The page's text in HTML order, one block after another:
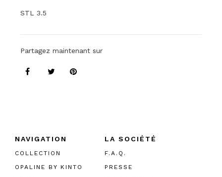
STL 3.5
Partagez maintenant sur
NAVIGATION
COLLECTION
OPALINE BY KINTO
LA SOCIÉTÉ
F.A.Q.
PRESSE